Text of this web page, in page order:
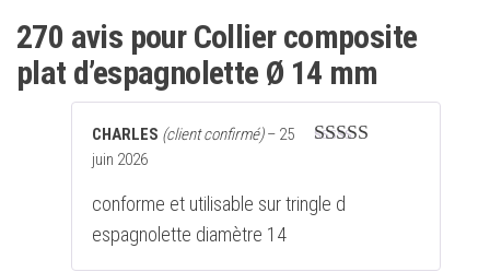
270 avis pour Collier composite
plat d’espagnolette Ø 14 mm
CHARLES (client confirmé) – 25
juin 2026
conforme et utilisable sur tringle d
espagnolette diamètre 14